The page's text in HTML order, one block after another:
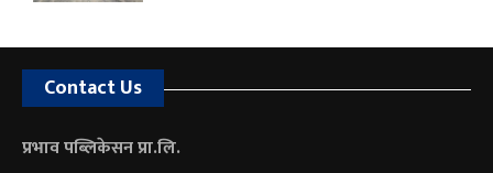
Contact Us
प्रभाव पब्लिकेसन प्रा.लि.